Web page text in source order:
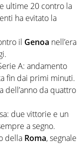
ultime 20 contro la
ha evitato la
il Genoa nell’era
A: andamento
fin dai primi minuti.
dell’anno da quattro
due vittorie e un
a segno.
della Roma, segnale